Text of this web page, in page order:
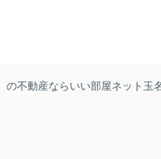
の不動産ならいい部屋ネット玉